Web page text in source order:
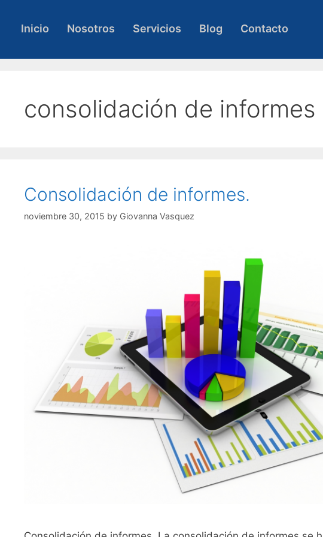
Inicio Nosotros Servicios Blog Contacto
consolidación de informes
Consolidación de informes.
noviembre 30, 2015 by Giovanna Vasquez